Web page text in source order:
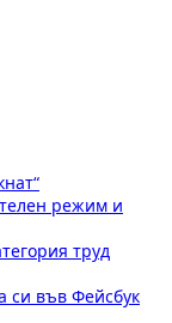
режим и
труд
си във Фейсбук